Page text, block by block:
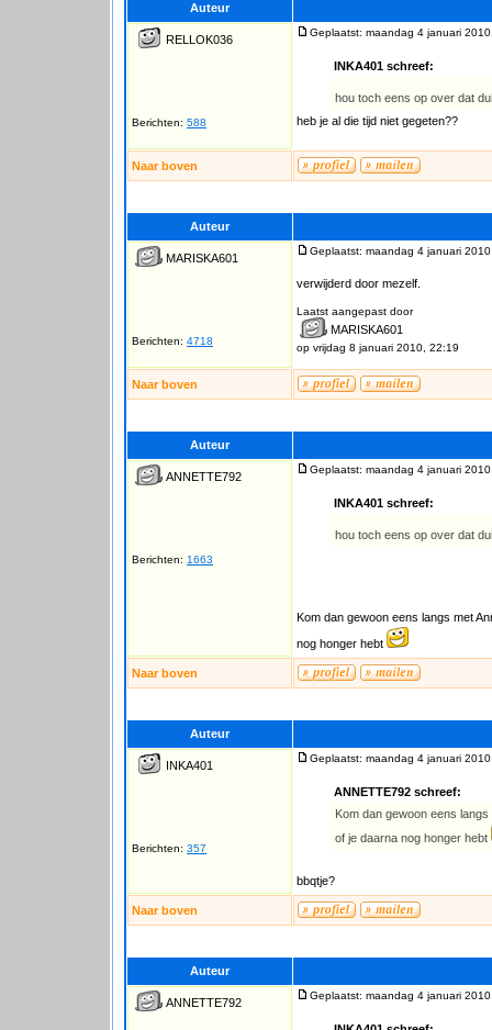
Auteur
RELLOK036
Berichten: 588
Geplaatst: maandag 4 januari
INKA401 schreef:
hou toch eens op over dat
heb je al die tijd niet gegeten??
Naar boven
Auteur
MARISKA601
Berichten: 4718
Geplaatst: maandag 4 januari
verwijderd door mezelf.
Laatst aangepast door
MARISKA601
op vrijdag 8 januari 2010, 22:19
Naar boven
Auteur
ANNETTE792
Berichten: 1663
Geplaatst: maandag 4 januari
INKA401 schreef:
hou toch eens op over dat
Kom dan gewoon eens langs met
nog honger hebt
Naar boven
Auteur
INKA401
Berichten: 357
Geplaatst: maandag 4 januari
ANNETTE792 schreef:
Kom dan gewoon eens
of je daarna nog honger hebt
bbqtje?
Naar boven
Auteur
ANNETTE792
Geplaatst: maandag 4 januari